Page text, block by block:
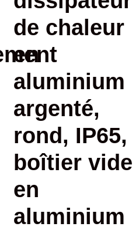
de chaleur
en
aluminium
argenté,
rond, IP65,
boîtier vide
en
aluminium